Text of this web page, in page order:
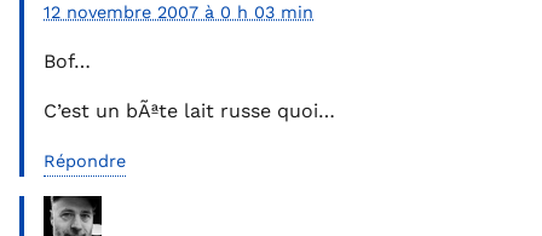
12 novembre 2007 à 0 h 03 min
Bof…
C’est un bÃªte lait russe quoi…
Répondre